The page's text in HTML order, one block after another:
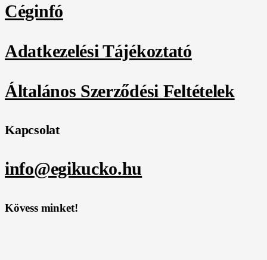
Céginfó
Adatkezelési Tájékoztató
Általános Szerződési Feltételek
Kapcsolat
info@egikucko.hu
Kövess minket!